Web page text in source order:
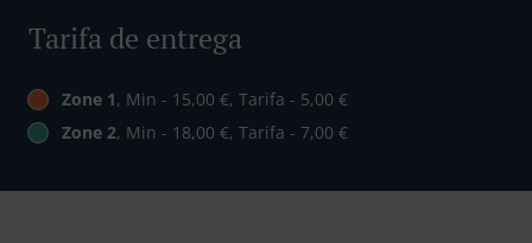
Tarifa de entrega
Zone 1, Min - 15,00 €, Tarifa - 5,00 €
Zone 2, Min - 18,00 €, Tarifa - 7,00 €